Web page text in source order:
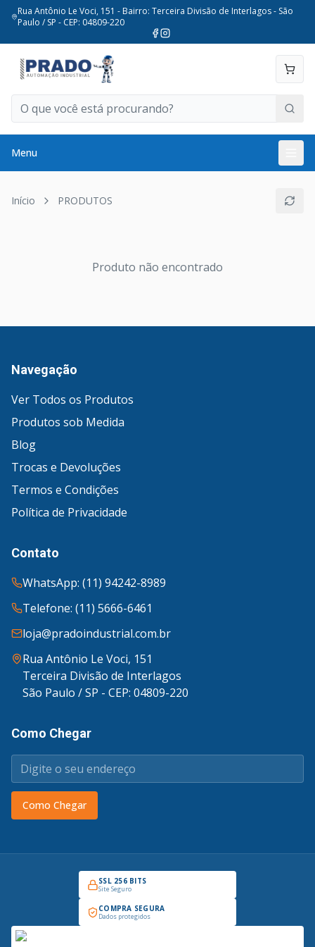
Rua Antônio Le Voci, 151 - Bairro: Terceira Divisão de Interlagos - São
Paulo / SP - CEP: 04809-220
Menu
Início PRODUTOS
Produto não encontrado
Navegação
Ver Todos os Produtos
Produtos sob Medida
Blog
Trocas e Devoluções
Termos e Condições
Política de Privacidade
Contato
WhatsApp: (11) 94242-8989
Telefone: (11) 5666-6461
loja@pradoindustrial.com.br
Rua Antônio Le Voci, 151
Terceira Divisão de Interlagos
São Paulo / SP - CEP: 04809-220
Como Chegar
Como Chegar
SSL 256 BITS
Site Seguro
COMPRA SEGURA
Dados protegidos